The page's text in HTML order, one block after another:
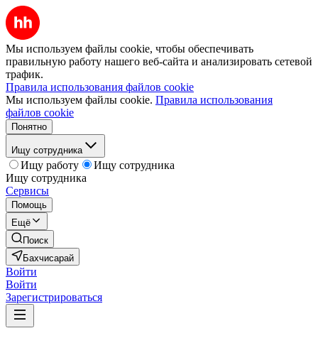
Мы используем файлы cookie, чтобы обеспечивать
правильную работу нашего веб-сайта и анализировать сетевой
трафик.
Правила использования файлов cookie
Мы используем файлы cookie. Правила использования
файлов cookie
Понятно
Ищу сотрудника
Ищу работу
Ищу сотрудника
Ищу сотрудника
Сервисы
Помощь
Ещё
Поиск
Бахчисарай
Войти
Войти
Зарегистрироваться